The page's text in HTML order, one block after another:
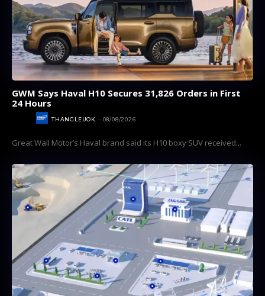
Subscribe now
To access premium
content
Free 15 Day Trial
Monthly or Yearly Memberships
Professional Rated Guides
I Want To Sign Up
Subscribe now
To access premium
content
Free 15 Day Trial
Monthly or Yearly Memberships
Professional Rated Guides
I Want To Sign Up
GWM Says Haval H10 Secures 31,826 Orders in First
24 Hours
THANGLEUOK - 08/08/2026
Great Wall Motor’s Haval brand said its H10 boxy SUV received...